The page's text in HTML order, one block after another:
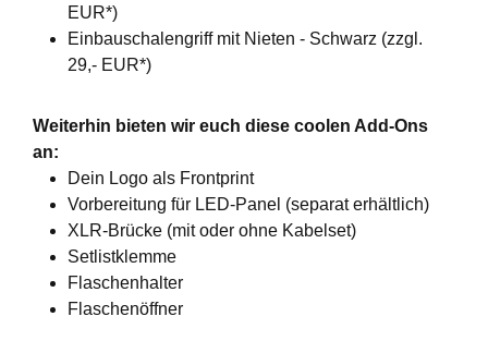
EUR*)
Einbauschalengriff mit Nieten - Schwarz (zzgl.
29,- EUR*)
Weiterhin bieten wir euch diese coolen Add-Ons
an:
Dein Logo als Frontprint
Vorbereitung für LED-Panel (separat erhältlich)
XLR-Brücke (mit oder ohne Kabelset)
Setlistklemme
Flaschenhalter
Flaschenöffner